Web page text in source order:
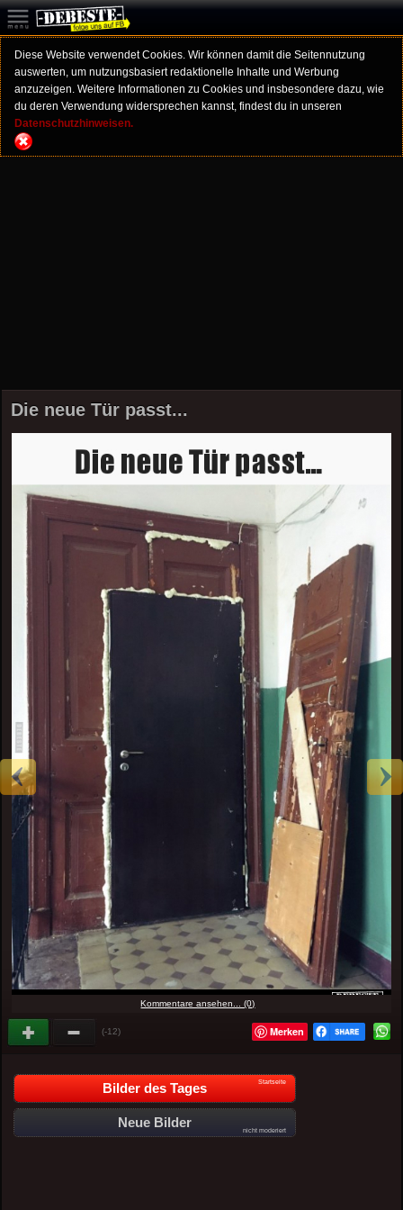
Diese Website verwendet Cookies. Wir können damit die Seitennutzung
auswerten, um nutzungsbasiert redaktionelle Inhalte und Werbung
anzuzeigen. Weitere Informationen zu Cookies und insbesondere dazu, wie
du deren Verwendung widersprechen kannst, findest du in unseren
Datenschutzhinweisen.
Die neue Tür passt...
Kommentare ansehen... (0)
(-12) Merken
Bilder des Tages Startseite
Neue Bilder
nicht moderiert